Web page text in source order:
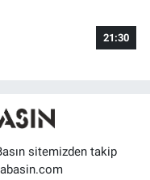
21:30
sitemizden takip